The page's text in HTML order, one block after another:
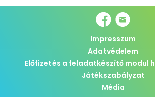
Impresszum
Adatvédelem
Előfizetés a feladatkészítő modul
Játékszabályzat
Média